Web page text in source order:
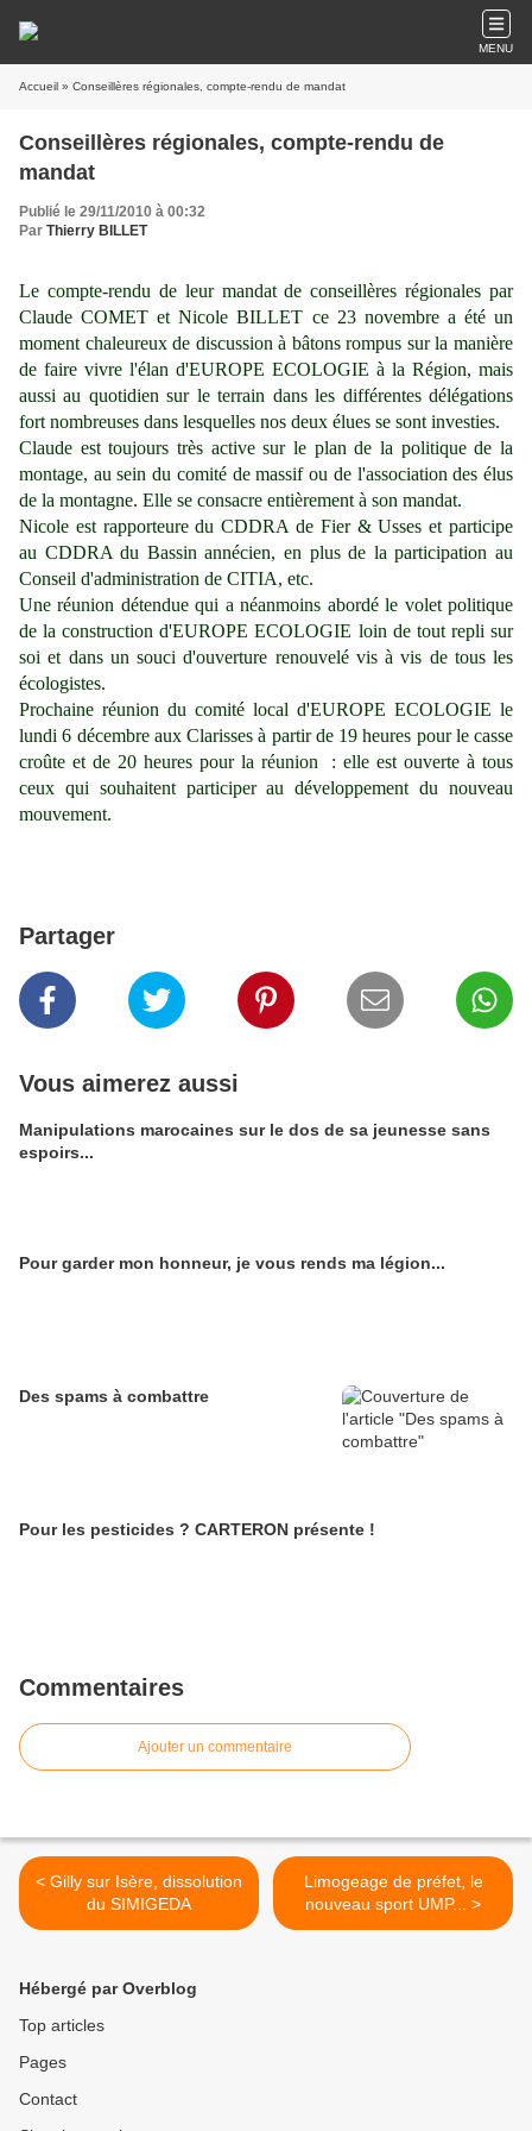
MENU
Accueil » Conseillères régionales, compte-rendu de mandat
Conseillères régionales, compte-rendu de
mandat
Publié le 29/11/2010 à 00:32
Par Thierry BILLET
Le compte-rendu de leur mandat de conseillères régionales par
Claude COMET et Nicole BILLET ce 23 novembre a été un
moment chaleureux de discussion à bâtons rompus sur la manière
de faire vivre l'élan d'EUROPE ECOLOGIE à la Région, mais
aussi au quotidien sur le terrain dans les différentes délégations
fort nombreuses dans lesquelles nos deux élues se sont investies.
Claude est toujours très active sur le plan de la politique de la
montage, au sein du comité de massif ou de l'association des élus
de la montagne. Elle se consacre entièrement à son mandat.
Nicole est rapporteure du CDDRA de Fier & Usses et participe
au CDDRA du Bassin annécien, en plus de la participation au
Conseil d'administration de CITIA, etc.
Une réunion détendue qui a néanmoins abordé le volet politique
de la construction d'EUROPE ECOLOGIE loin de tout repli sur
soi et dans un souci d'ouverture renouvelé vis à vis de tous les
écologistes.
Prochaine réunion du comité local d'EUROPE ECOLOGIE le
lundi 6 décembre aux Clarisses à partir de 19 heures pour le casse
croûte et de 20 heures pour la réunion : elle est ouverte à tous
ceux qui souhaitent participer au développement du nouveau
mouvement.
Partager
Vous aimerez aussi
Manipulations marocaines sur le dos de sa jeunesse sans
espoirs...
Pour garder mon honneur, je vous rends ma légion...
Des spams à combattre
Pour les pesticides ? CARTERON présente !
Commentaires
Ajouter un commentaire
< Gilly sur Isère, dissolution
du SIMIGEDA
Limogeage de préfet, le
nouveau sport UMP... >
Hébergé par Overblog
Top articles
Pages
Contact